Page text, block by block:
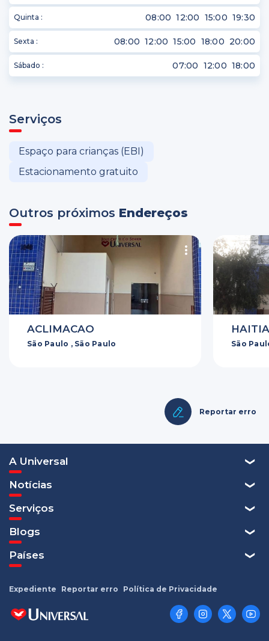
Quinta 08:00 12:00 15:00 19:30
Sexta 08:00 12:00 15:00 18:00 20:00
Sábado 07:00 12:00 18:00
Serviços
Espaço para crianças (EBI)
Estacionamento gratuito
Outros próximos Endereços
ACLIMACAO
São Paulo , São Paulo São
Reportar erro
A Universal
Notícias
Serviços
Blogs
Países
Expediente Reportar erro Política de Privacidade